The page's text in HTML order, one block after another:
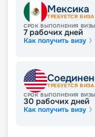
Мексика
ТРЕБУЕТСЯ ВИЗА
СРОК ВЫПОЛНЕНИЯ ВИЗЫ
7 рабочих дней
Как получить визу
ТРЕБУЕТСЯ ВИЗА
СРОК ВЫПОЛНЕНИЯ ВИЗЫ
30 рабочих дней
Как получить визу